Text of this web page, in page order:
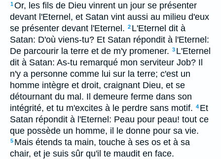
1Or, les fils de Dieu vinrent un jour se présenter
devant l'Eternel, et Satan vint aussi au milieu d'eux
se présenter devant l'Eternel. 2 L'Eternel dit à
Satan: D'où viens-tu? Et Satan répondit à l'Eternel:
De parcourir la terre et de m'y promener. 3 L'Eternel
dit à Satan: As-tu remarqué mon serviteur Job? Il
n'y a personne comme lui sur la terre; c'est un
homme intègre et droit, craignant Dieu, et se
détournant du mal. Il demeure ferme dans son
intégrité, et tu m'excites à le perdre sans motif. 4 Et
Satan répondit à l'Eternel: Peau pour peau! tout ce
que possède un homme, il le donne pour sa vie.
5 Mais étends ta main, touche à ses os et à sa
chair, et je suis sûr qu'il te maudit en face.